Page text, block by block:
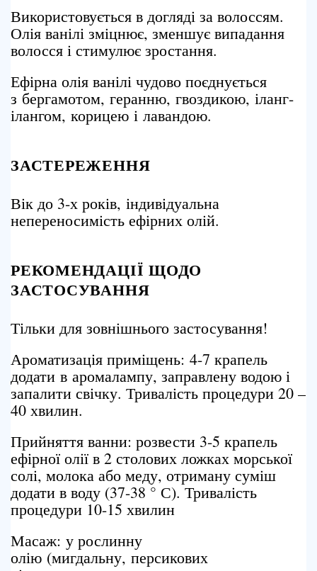
Використовується в догляді за волоссям.
Олія ванілі зміцнює, зменшує випадання
волосся і стимулює зростання.
Ефірна олія ванілі чудово поєднується
з бергамотом, геранню, гвоздикою, іланг-
ілангом, корицею і лавандою.
ЗАСТЕРЕЖЕННЯ
Вік до 3-х років, індивідуальна
непереносимість ефірних олій.
РЕКОМЕНДАЦІЇ ЩОДО
ЗАСТОСУВАННЯ
Тільки для зовнішнього застосування!
Ароматизація приміщень: 4-7 крапель
додати в аромалампу, заправлену водою і
запалити свічку. Тривалість процедури 20 –
40 хвилин.
Прийняття ванни: розвести 3-5 крапель
ефірної олії в 2 столових ложках морської
солі, молока або меду, отриману суміш
додати в воду (37-38 ° С). Тривалість
процедури 10-15 хвилин
Масаж: у рослинну
олію (мигдальну, персикових